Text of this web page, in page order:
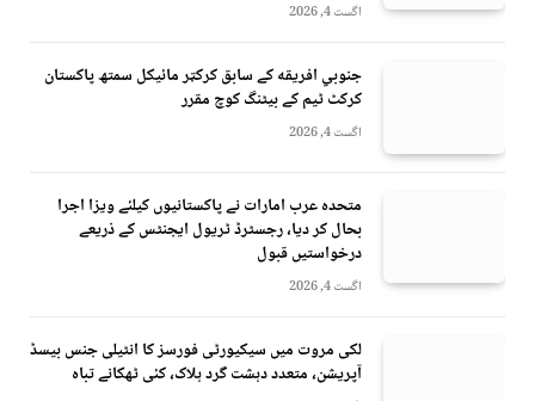
اگست 4, 2026
جنوبي افريقه کے سابق کرکټر مائیکل سمتھ پاکستان
کرکٹ ٹیم کے بیٹنگ کوچ مقرر
اگست 4, 2026
متحدہ عرب امارات نے پاکستانیوں کیلئے ویزا اجرا
بحال کر دیا، رجسٹرڈ ٹریول ایجنٹس کے ذریعے
درخواستیں قبول
اگست 4, 2026
لکی مروت میں سیکیورٹی فورسز کا انٹیلی جنس بیسڈ
آپریشن، متعدد دہشت گرد ہلاک، کئی ٹھکانے تباہ